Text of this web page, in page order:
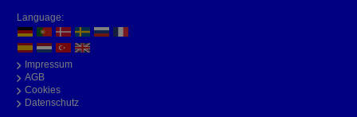
Language:
Impressum
AGB
Cookies
Datenschutz